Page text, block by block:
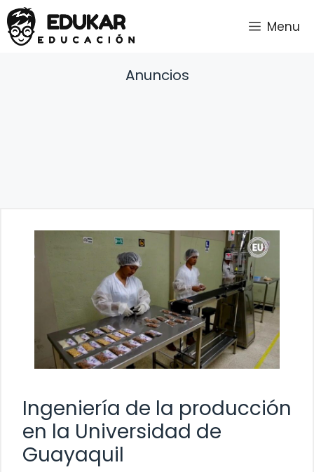
Saltar
al
contenido
Menu
Anuncios
Ingeniería de la producción
en la Universidad de
Guayaquil